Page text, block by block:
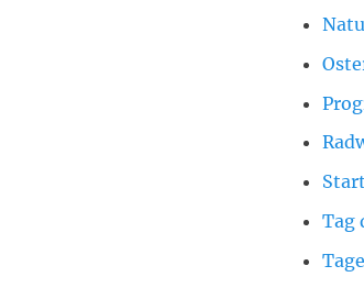
Tag